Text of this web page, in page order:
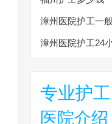
漳州医院护工一
漳州医院护工24
专业护工
医院介绍